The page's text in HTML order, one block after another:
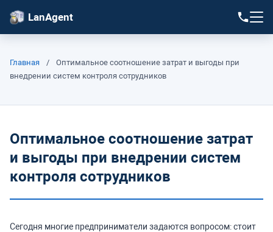
LanAgent
Главная /
Оптимальное соотношение затрат и выгоды при
внедрении систем контроля сотрудников
Оптимальное соотношение затрат
и выгоды при внедрении систем
контроля сотрудников
Сегодня многие предприниматели задаются вопросом: стоит